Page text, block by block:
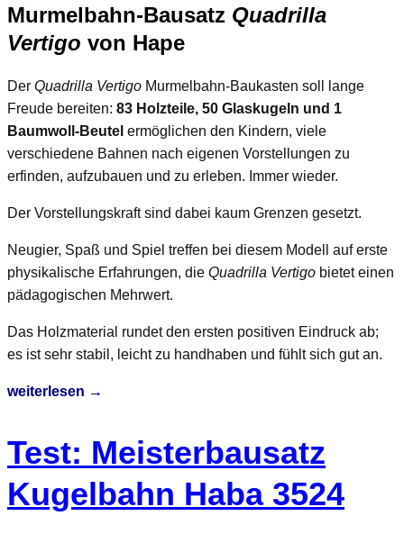
Murmelbahn-Bausatz Quadrilla
Vertigo von Hape
Der Quadrilla Vertigo Murmelbahn-Baukasten soll lange
Freude bereiten: 83 Holzteile, 50 Glaskugeln und 1
Baumwoll-Beutel ermöglichen den Kindern, viele
verschiedene Bahnen nach eigenen Vorstellungen zu
erfinden, aufzubauen und zu erleben. Immer wieder.
Der Vorstellungskraft sind dabei kaum Grenzen gesetzt.
Neugier, Spaß und Spiel treffen bei diesem Modell auf erste
physikalische Erfahrungen, die Quadrilla Vertigo bietet einen
pädagogischen Mehrwert.
Das Holzmaterial rundet den ersten positiven Eindruck ab;
es ist sehr stabil, leicht zu handhaben und fühlt sich gut an.
Test:
E6009
‚Quadrilla
Vertigo‘
weiterlesen →
Test: Meisterbausatz
Kugelbahn Haba 3524